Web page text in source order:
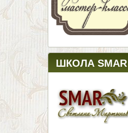
ШКОЛА SMAR